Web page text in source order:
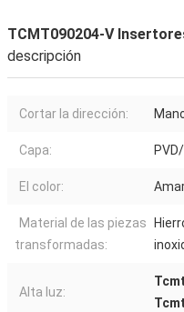
TCMT090204-V
descripción
Cortar la dirección:
Capa:
El color:
Material de las piezas
transformadas:
Alta luz: